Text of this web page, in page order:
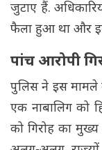
जुटाए हैं.
फैला हुआ था और
पांच आरोपी
पुलिस ने इस मामले
एक नाबालिग को
को गिरोह का